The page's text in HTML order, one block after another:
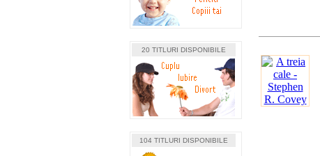
20 TITLURI DISPONIBILE
104 TITLURI DISPONIBILE